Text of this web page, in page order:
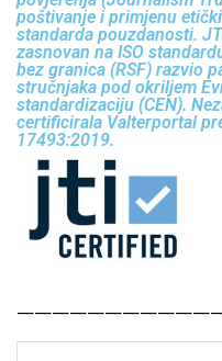
poštivanje i primjenu
standarda pouzdanosti.
zasnovan na ISO
bez granica (RSF) razvio
stručnjaka pod okriljem
standardizaciju (CEN).
certificirala Valterportal
17493:2019.